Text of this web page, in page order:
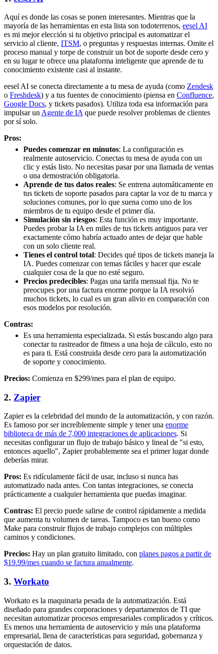
Aquí es donde las cosas se ponen interesantes. Mientras que la
mayoría de las herramientas en esta lista son todoterrenos, eesel AI
es mi mejor elección si tu objetivo principal es automatizar el
servicio al cliente, ITSM, o preguntas y respuestas internas. Omite el
proceso manual y torpe de construir un bot de soporte desde cero y
en su lugar te ofrece una plataforma inteligente que aprende de tu
conocimiento existente casi al instante.
eesel AI se conecta directamente a tu mesa de ayuda (como Zendesk
o Freshdesk) y a tus fuentes de conocimiento (piensa en Confluence,
Google Docs, y tickets pasados). Utiliza toda esa información para
impulsar un Agente de IA que puede resolver problemas de clientes
por sí solo.
Pros:
Puedes comenzar en minutos: La configuración es
realmente autoservicio. Conectas tu mesa de ayuda con un
clic y estás listo. No necesitas pasar por una llamada de ventas
o una demostración obligatoria.
Aprende de tus datos reales: Se entrena automáticamente en
tus tickets de soporte pasados para captar la voz de tu marca y
soluciones comunes, por lo que suena como uno de los
miembros de tu equipo desde el primer día.
Simulación sin riesgos: Esta función es muy importante.
Puedes probar la IA en miles de tus tickets antiguos para ver
exactamente cómo habría actuado antes de dejar que hable
con un solo cliente real.
Tienes el control total: Decides qué tipos de tickets maneja la
IA. Puedes comenzar con temas fáciles y hacer que escale
cualquier cosa de la que no esté seguro.
Precios predecibles: Pagas una tarifa mensual fija. No te
preocupes por una factura enorme porque la IA resolvió
muchos tickets, lo cual es un gran alivio en comparación con
esos modelos por resolución.
Contras:
Es una herramienta especializada. Si estás buscando algo para
conectar tu rastreador de fitness a una hoja de cálculo, esto no
es para ti. Está construida desde cero para la automatización
de soporte y conocimiento.
Precios: Comienza en $299/mes para el plan de equipo.
2. Zapier
Zapier es la celebridad del mundo de la automatización, y con razón.
Es famoso por ser increíblemente simple y tener una enorme
biblioteca de más de 7,000 integraciones de aplicaciones. Si
necesitas configurar un flujo de trabajo básico y lineal de "si esto,
entonces aquello", Zapier probablemente sea el primer lugar donde
deberías mirar.
Pros: Es ridículamente fácil de usar, incluso si nunca has
automatizado nada antes. Con tantas integraciones, se conecta
prácticamente a cualquier herramienta que puedas imaginar.
Contras: El precio puede salirse de control rápidamente a medida
que aumenta tu volumen de tareas. Tampoco es tan bueno como
Make para construir flujos de trabajo complejos con múltiples
caminos y condiciones.
Precios: Hay un plan gratuito limitado, con planes pagos a partir de
$19.99/mes cuando se factura anualmente.
3. Workato
Workato es la maquinaria pesada de la automatización. Está
diseñado para grandes corporaciones y departamentos de TI que
necesitan automatizar procesos empresariales complicados y críticos.
Es menos una herramienta de autoservicio y más una plataforma
empresarial, llena de características para seguridad, gobernanza y
orquestación de datos.